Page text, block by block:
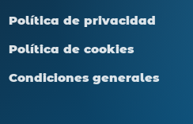
Política de privacidad
Política de cookies
Condiciones generales